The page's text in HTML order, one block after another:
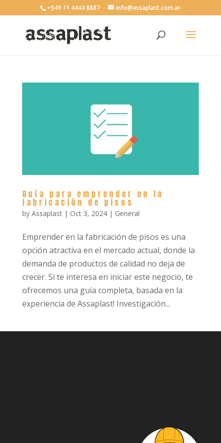
+549 11 4444 8887 info@assaplast.com.ar
Guía para emprender en la
fabricación de pisos
by Assaplast| Oct 3, 2024| General
Emprender en la fabricación de pisos es una
opción atractiva en el mercado actual, donde la
demanda de productos de calidad no deja de
crecer. Si te interesa en iniciar este negocio, te
ofrecemos una guía completa, basada en la
experiencia de Assaplast! Investigación...